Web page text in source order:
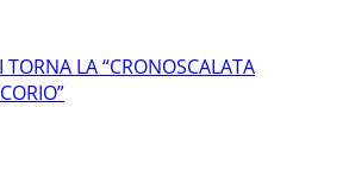
LA “CRONOSCALATA